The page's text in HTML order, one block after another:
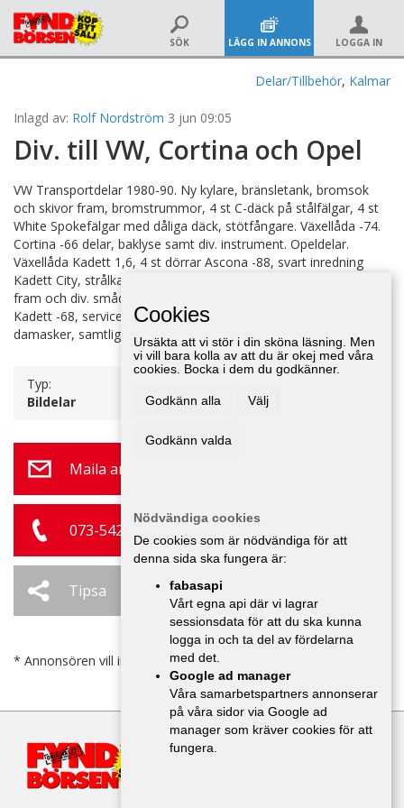
SÖK LÄGG IN ANNONS LOGGA IN
Delar/Tillbehör, Kalmar
Inlagd av: Rolf Nordström 3 jun 09:05
Div. till VW, Cortina och Opel
VW Transportdelar 1980-90. Ny kylare, bränsletank, bromsok
och skivor fram, bromstrummor, 4 st C-däck på stålfälgar, 4 st
White Spokefälgar med dåliga däck, stötfångare. Växellåda -74.
Cortina -66 delar, baklyse samt div. instrument. Opeldelar.
Växellåda Kadett 1,6, 4 st dörrar Ascona -88, svart inredning
Kadett City, strålkastare Rekord -79, framaxel och stötfångare
fram och div. smådelar Opel Ascona -74, komplett instrument
Kadett -68, serviceseats Ascona 1,6 filter, stift, brytare. Drivaxel
damasker, samtliga dörrsprintar.
Typ:
Bildelar
Maila annonsör
073-542 90 07
Tipsa
* Annonsören vill inte bli kontaktad av försäljare.
Cookies
Ursäkta att vi stör i din sköna läsning. Men
vi vill bara kolla av att du är okej med våra
cookies. Bocka i dem du godkänner.
Godkänn alla Välj
Godkänn valda
Nödvändiga cookies
De cookies som är nödvändiga för att
denna sida ska fungera är:
fabasapi
Vårt egna api där vi lagrar
sessionsdata för att du ska kunna
logga in och ta del av fördelarna
med det.
Google ad manager
Våra samarbetspartners annonserar
på våra sidor via Google ad
manager som kräver cookies för att
fungera.